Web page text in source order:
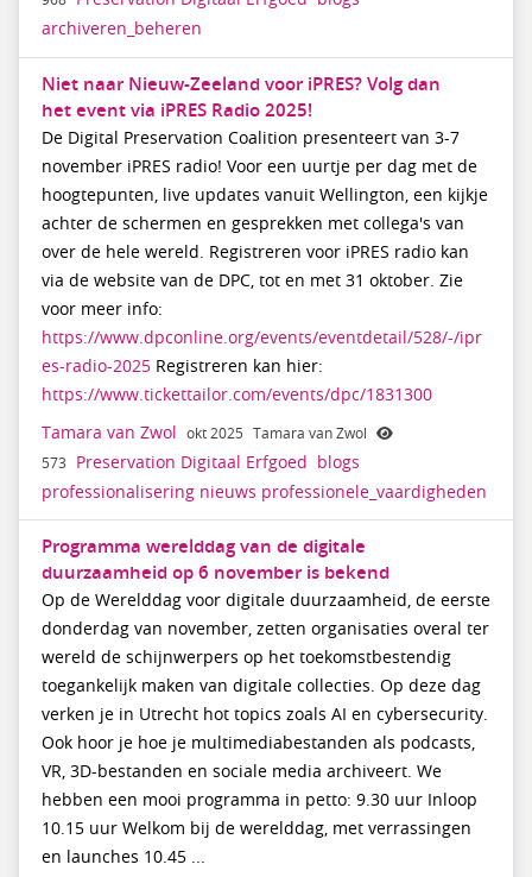
archiveren_beheren
Niet naar Nieuw-Zeeland voor iPRES? Volg dan
het event via iPRES Radio 2025!
De Digital Preservation Coalition presenteert van 3-7
november iPRES radio! Voor een uurtje per dag met de
hoogtepunten, live updates vanuit Wellington, een kijkje
achter de schermen en gesprekken met collega's van
over de hele wereld. Registreren voor iPRES radio kan
via de website van de DPC, tot en met 31 oktober. Zie
voor meer info:
https://www.dpconline.org/events/eventdetail/528/-/ipr
es-radio-2025Registreren kan hier:
https://www.tickettailor.com/events/dpc/1831300
Tamara van Zwol okt 2025 Tamara van Zwol
573 Preservation Digitaal Erfgoed blogs
professionalisering nieuws professionele_vaardigheden
Programma werelddag van de digitale
duurzaamheid op 6 november is bekend
Op de Werelddag voor digitale duurzaamheid, de eerste
donderdag van november, zetten organisaties overal ter
wereld de schijnwerpers op het toekomstbestendig
toegankelijk maken van digitale collecties. Op deze dag
verken je in Utrecht hot topics zoals AI en cybersecurity.
Ook hoor je hoe je multimediabestanden als podcasts,
VR, 3D-bestanden en sociale media archiveert. We
hebben een mooi programma in petto: 9.30 uur Inloop
10.15 uur Welkom bij de werelddag, met verrassingen
en launches 10.45 ...